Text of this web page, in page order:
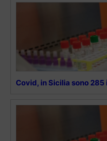
Covid, in Sicilia sono